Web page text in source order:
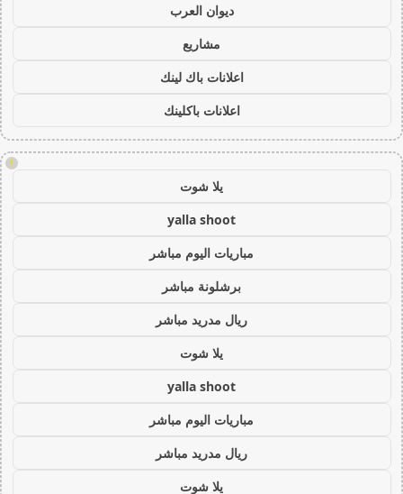
ديوان العرب
مشاريع
اعلانات باك لينك
اعلانات باكلينك
!
يلا شوت
yalla shoot
مباريات اليوم مباشر
برشلونة مباشر
ريال مدريد مباشر
يلا شوت
yalla shoot
مباريات اليوم مباشر
ريال مدريد مباشر
يلا شوت